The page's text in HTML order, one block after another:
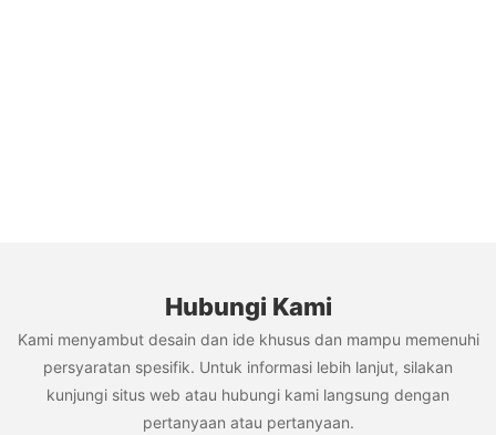
Hubungi Kami
Kami menyambut desain dan ide khusus dan mampu memenuhi
persyaratan spesifik. Untuk informasi lebih lanjut, silakan
kunjungi situs web atau hubungi kami langsung dengan
pertanyaan atau pertanyaan.